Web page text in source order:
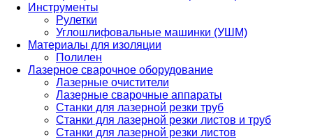
Инструменты
Рулетки
Углошлифовальные машинки (УШМ)
Материалы для изоляции
Полилен
Лазерное сварочное оборудование
Лазерные очистители
Лазерные сварочные аппараты
Станки для лазерной резки труб
Станки для лазерной резки листов и труб
Станки для лазерной резки листов